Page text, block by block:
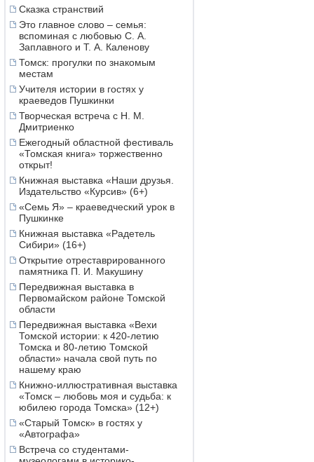
Сказка странствий
Это главное слово – семья:
вспоминая с любовью С. А.
Заплавного и Т. А. Каленову
Томск: прогулки по знакомым
местам
Учителя истории в гостях у
краеведов Пушкинки
Творческая встреча с Н. М.
Дмитриенко
Ежегодный областной фестиваль
«Томская книга» торжественно
открыт!
Книжная выставка «Наши друзья.
Издательство «Курсив» (6+)
«Семь Я» – краеведческий урок в
Пушкинке
Книжная выставка «Радетель
Сибири» (16+)
Открытие отреставрированного
памятника П. И. Макушину
Передвижная выставка в
Первомайском районе Томской
области
Передвижная выставка «Вехи
Томской истории: к 420-летию
Томска и 80-летию Томской
области» начала свой путь по
нашему краю
Книжно-иллюстративная выставка
«Томск – любовь моя и судьба: к
юбилею города Томска» (12+)
«Старый Томск» в гостях у
«Автографа»
Встреча со студентами-